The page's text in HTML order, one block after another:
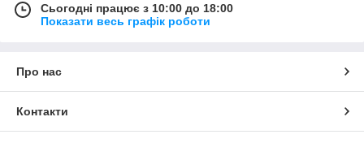
Сьогодні працює з 10:00 до 18:00
Показати весь графік роботи
Про нас
Контакти